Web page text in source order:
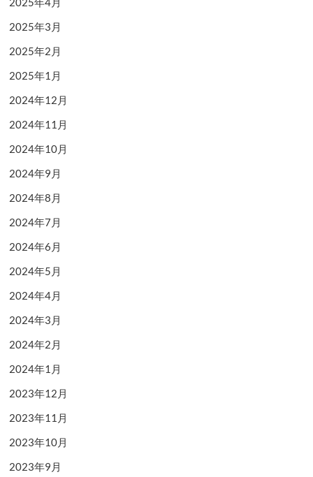
2025年3月
2025年2月
2025年1月
2024年12月
2024年11月
2024年10月
2024年9月
2024年8月
2024年7月
2024年6月
2024年5月
2024年4月
2024年3月
2024年2月
2024年1月
2023年12月
2023年11月
2023年10月
2023年9月